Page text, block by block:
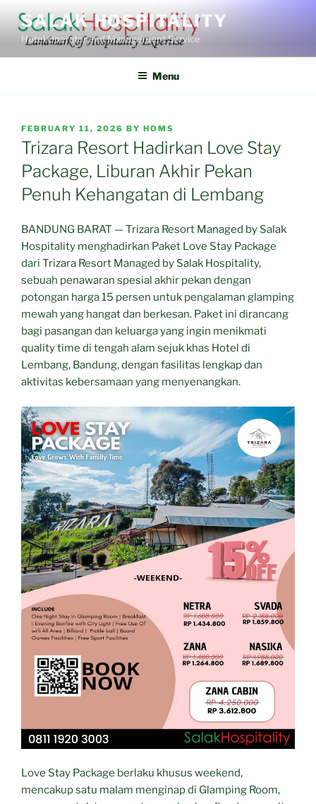
content
SALAK HOSPITALITY
Hotel Operator and Management Service
Menu
POSTED
ON
FEBRUARY 11, 2026 BY HOMS
Trizara Resort Hadirkan Love Stay
Package, Liburan Akhir Pekan
Penuh Kehangatan di Lembang
BANDUNG BARAT — Trizara Resort Managed by Salak
Hospitality menghadirkan Paket Love Stay Package
dari Trizara Resort Managed by Salak Hospitality,
sebuah penawaran spesial akhir pekan dengan
potongan harga 15 persen untuk pengalaman glamping
mewah yang hangat dan berkesan. Paket ini dirancang
bagi pasangan dan keluarga yang ingin menikmati
quality time di tengah alam sejuk khas Hotel di
Lembang, Bandung, dengan fasilitas lengkap dan
aktivitas kebersamaan yang menyenangkan.
Love Stay Package berlaku khusus weekend,
mencakup satu malam menginap di Glamping Room,